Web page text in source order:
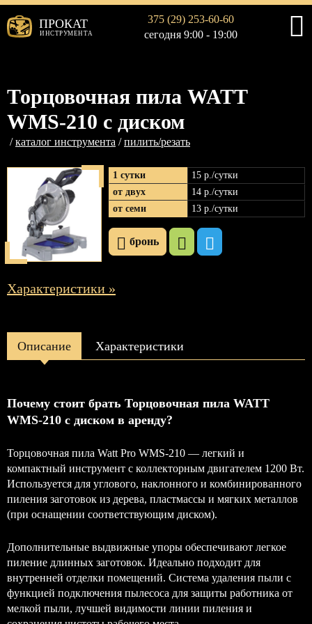
ПРОКАТ
ИНСТРУМЕНТА
375 (29) 253-60-60
сегодня 9:00 - 19:00
Торцовочная пила WATT
WMS-210 с диском
каталог инструмента пилить/резать
1 сутки 15 р./сутки
от двух
14 р./сутки
от семи
13 р./сутки
бронь
Характеристики »
Описание Характеристики
Почему стоит брать Торцовочная пила WATT
WMS-210 с диском в аренду?
Торцовочная пила Watt Pro WMS-210 — легкий и
компактный инструмент с коллекторным двигателем 1200 Вт.
Используется для углового, наклонного и комбинированного
пиления заготовок из дерева, пластмассы и мягких металлов
(при оснащении соответствующим диском).
Дополнительные выдвижные упоры обеспечивают легкое
пиление длинных заготовок. Идеально подходит для
внутренней отделки помещений. Система удаления пыли с
функцией подключения пылесоса для защиты работника от
мелкой пыли, лучшей видимости линии пиления и